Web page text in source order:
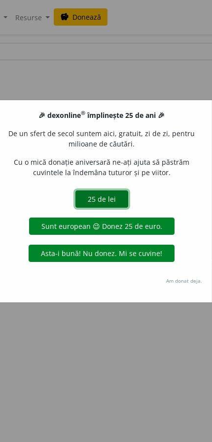
Resurse savings Donează
a- anafrodiziace
Copyright © 2004-2026 dexonline (https://dexonline.ro)
datelor de pe acest site, inclusiv prin orice metode de extragere automată
prealabil scris, cu excepția seturilor de date oferite oficial spre utilizare
Hosterion
🎉 dexonline® împlinește 25 de ani 🎉
De un sfert de secol suntem aici, gratuit, zi de zi, pentru
milioane de căutări.
Cu o mică donație aniversară ne-ați ajuta să păstrăm
cuvintele la îndemâna tuturor și pe viitor.
Am donat deja.